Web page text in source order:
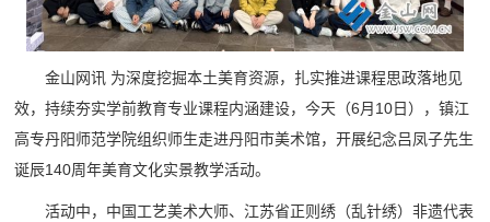
金山网讯 为深度挖掘本土美育资源，扎实推进课程思政落地见
效，持续夯实学前教育专业课程内涵建设，今天（6月10日），镇江
高专丹阳师范学院组织师生走进丹阳市美术馆，开展纪念吕凤子先生
诞辰140周年美育文化实景教学活动。
活动中， 中国工艺美术大师、江苏省正则绣（乱针绣）非遗代表